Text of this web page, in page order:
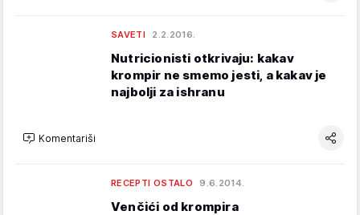
SAVETI 2.2.2016.
Nutricionisti otkrivaju: kakav
krompir ne smemo jesti, a kakav je
najbolji za ishranu
Komentariši
RECEPTI OSTALO 9.6.2014.
Venčići od krompira